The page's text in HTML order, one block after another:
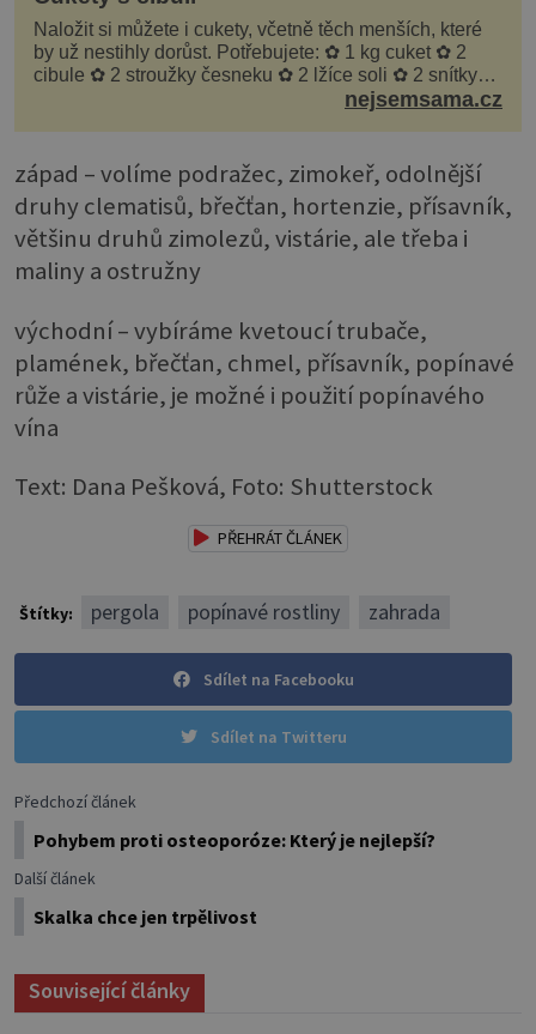
Naložit si můžete i cukety, včetně těch menších, které
by už nestihly dorůst. Potřebujete: ✿ 1 kg cuket ✿ 2
cibule ✿ 2 stroužky česneku ✿ 2 lžíce soli ✿ 2 snítky
kopru ✿ hrst petrželky Nálev: ✿ 400 m...nejsemsama.cz
západ – volíme podražec, zimokeř, odolnější
druhy clematisů, břečťan, hortenzie, přísavník,
většinu druhů zimolezů, vistárie, ale třeba i
maliny a ostružny
východní – vybíráme kvetoucí trubače,
plamének, břečťan, chmel, přísavník, popínavé
růže a vistárie, je možné i použití popínavého
vína
Text: Dana Pešková, Foto: Shutterstock
PŘEHRÁT ČLÁNEK
Štítky: pergola popínavé rostliny zahrada
Sdílet na Facebooku
Sdílet na Twitteru
Předchozí článek
Pohybem proti osteoporóze: Který je nejlepší?
Další článek
Skalka chce jen trpělivost
Související články